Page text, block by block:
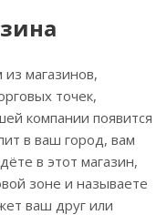
магазинов,
точек,
компании появится
в ваш город, вам
в этот магазин,
зоне и называете
ваш друг или